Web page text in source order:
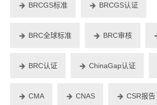
BRCGS标准 BRCGS认证
BRC全球标准 BRC审核
BRC认证 ChinaGap认证
CMA CNAS CSR报告